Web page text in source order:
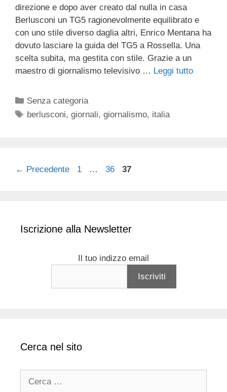
direzione e dopo aver creato dal nulla in casa
Berlusconi un TG5 ragionevolmente equilibrato e
con uno stile diverso daglia altri, Enrico Mentana ha
dovuto lasciare la guida del TG5 a Rossella. Una
scelta subita, ma gestita con stile. Grazie a un
maestro di giornalismo televisivo … Leggi tutto
Categorie
Senza categoria
Tag
berlusconi,giornali,giornalismo, italia
← Precedente Pagina
1 … Pagina
36 Pagina
37
Iscrizione alla Newsletter
Il tuo indizzo email
Cerca nel sito